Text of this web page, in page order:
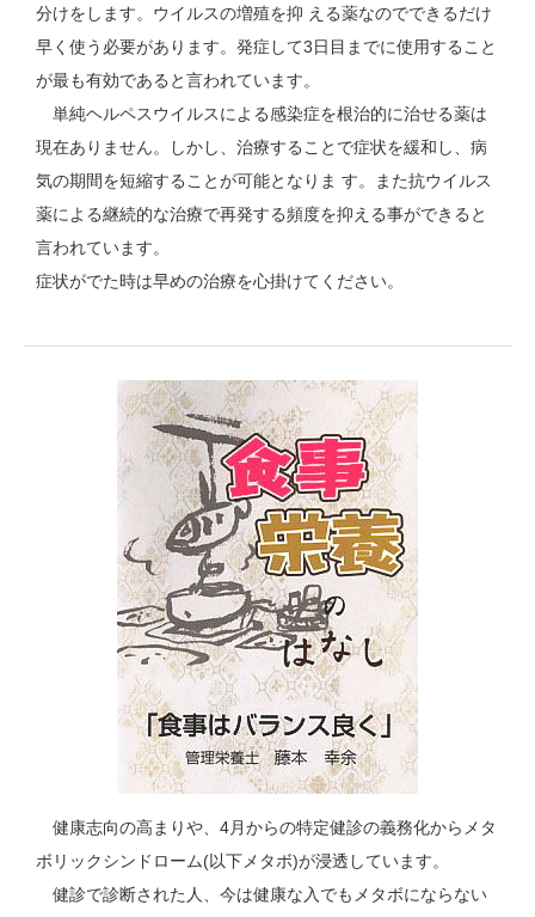
分けをします。ウイルスの増殖を抑 える薬なのでできるだけ
早く使う必要があります。発症して3日目までに使用すること
が最も有効であると言われています。
単純ヘルペスウイルスによる感染症を根治的に治せる薬は
現在ありません。しかし、治療することで症状を緩和し、病
気の期間を短縮することが可能となりま す。また抗ウイルス
薬による継続的な治療で再発する頻度を抑える事ができると
言われています。
症状がでた時は早めの治療を心掛けてください。
健康志向の高まりや、4月からの特定健診の義務化からメタ
ボリックシンドローム(以下メタボ)が浸透しています。
健診で診断された人、今は健康な入でもメタボにならない